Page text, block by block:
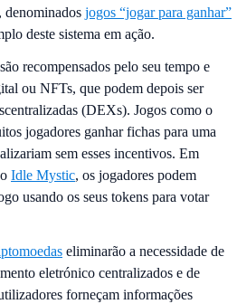
denominados jogos “jogar para ganhar”
deste sistema em ação.
recompensados pelo seu tempo e
ou NFTs, que podem depois ser
(DEXs). Jogos como o
jogadores ganhar fichas para uma
sem esses incentivos. Em
Idle Mystic, os jogadores podem
usando os seus tokens para votar
eliminarão a necessidade de
eletrónico centralizados e de
forneçam informações